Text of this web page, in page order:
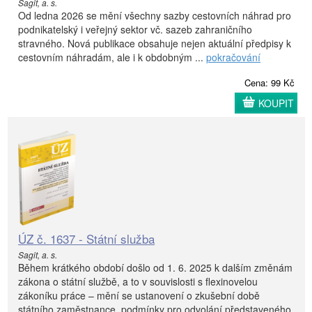
Sagit, a. s.
Od ledna 2026 se mění všechny sazby cestovních náhrad pro
podnikatelský i veřejný sektor vč. sazeb zahraničního
stravného. Nová publikace obsahuje nejen aktuální předpisy k
cestovním náhradám, ale i k obdobným ... pokračování
Cena: 99 Kč
KOUPIT
ÚZ č. 1637 - Státní služba
Sagit, a. s.
Během krátkého období došlo od 1. 6. 2025 k dalším změnám
zákona o státní službě, a to v souvislosti s flexinovelou
zákoníku práce – mění se ustanovení o zkušební době